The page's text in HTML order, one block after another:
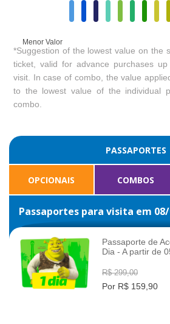
Menor Valor
*Suggestion of the lowest value on the
ticket, valid for advance purchases
visit. In case of combo, the value
to the lowest value of the individual
combo.
PASSAPORTES
OPCIONAIS COMBOS
Passaportes para visita em
INFO
Passaporte de
Dia - A partir de
R$ 299,00
Por R$ 159,90